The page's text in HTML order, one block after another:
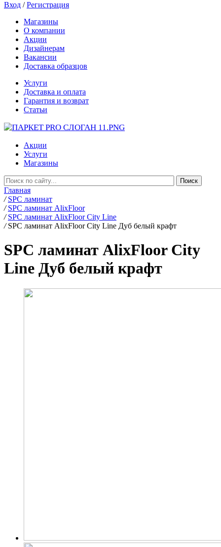
Вход /Регистрация
Магазины
О компании
Акции
Дизайнерам
Вакансии
Доставка образцов
Услуги
Доставка и оплата
Гарантия и возврат
Статьи
Акции
Услуги
Магазины
Главная
/ SPC ламинат
/ SPC ламинат AlixFloor
/ SPC ламинат AlixFloor City Line
/ SPC ламинат AlixFloor City Line Дуб белый крафт
SPC ламинат AlixFloor City
Line Дуб белый крафт